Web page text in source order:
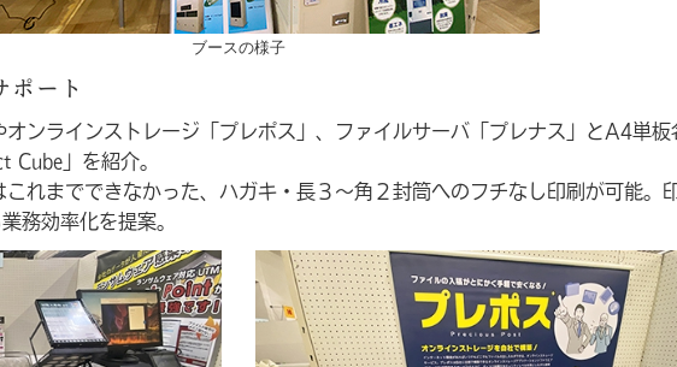
ブースの様子
ポート
ンラインストレージ「プレポス」、ファイルサーバ「プレナス」とA4単板
Cube」を紹介。
れまでできなかった、ハガキ・長３～角２封筒へのフチなし印刷が可能。
務効率化を提案。